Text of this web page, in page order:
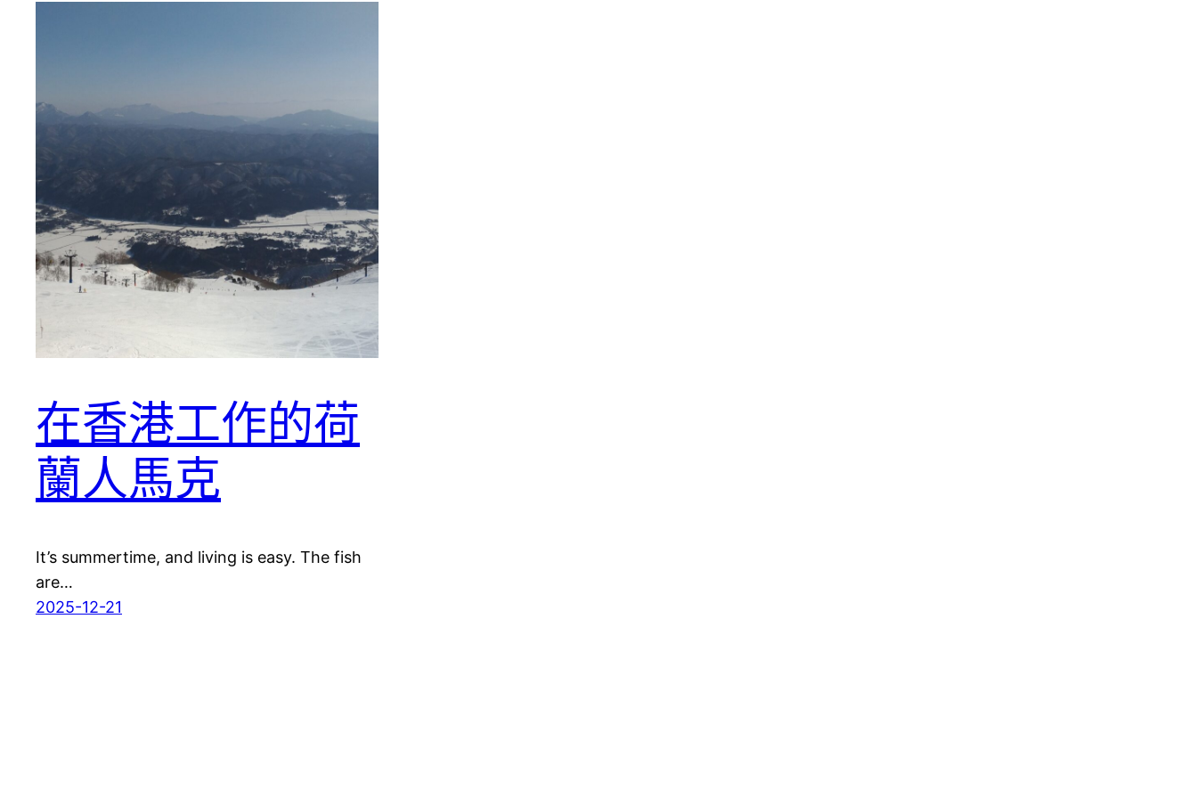
在香港工作的荷
蘭人馬克
It’s summertime, and living is easy. The fish
are…
2025-12-21